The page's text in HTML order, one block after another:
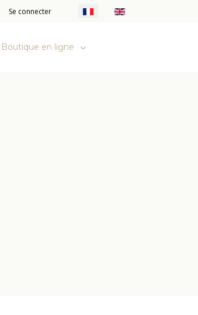
Se connecter Sélectionnez votre langue
Boutique en ligne